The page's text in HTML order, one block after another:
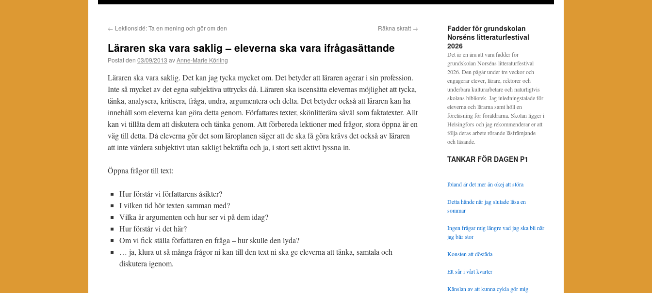
← Lektionsidé: Ta en mening och gör om den Räkna skratt →
Läraren ska vara saklig – eleverna ska vara ifrågasättande
Postat den 03/09/2013 avAnne-Marie Körling
Läraren ska vara saklig. Det kan jag tycka mycket om. Det betyder att läraren agerar i sin profession.
Inte så mycket av det egna subjektiva uttrycks då. Läraren ska iscensätta elevernas möjlighet att tycka,
tänka, analysera, kritisera, fråga, undra, argumentera och delta. Det betyder också att läraren kan ha
innehåll som eleverna kan göra detta genom. Författares texter, skönlitterära såväl som faktatexter. Allt
kan vi tillåta dem att diskutera och tänka genom. Att förbereda lektioner med frågor, stora öppna är en
väg till detta. Då eleverna gör det som läroplanen säger att de ska få göra krävs det också av läraren
att inte värdera subjektivt utan sakligt bekräfta och ja, i stort sett aktivt lyssna in.
Öppna frågor till text:
Hur förstår vi författarens åsikter?
I vilken tid hör texten samman med?
Vilka är argumenten och hur ser vi på dem idag?
Hur förstår vi det här?
Om vi fick ställa författaren en fråga – hur skulle den lyda?
… ja, klura ut så många frågor ni kan till den text ni ska ge eleverna att tänka, samtala och
diskutera igenom.
Fadder för grundskolan
Norséns litteraturfestival
2026
Det är en ära att vara fadder för
grundskolan Norséns litteraturfestival
2026. Den pågår under tre veckor och
engagerar elever, lärare, rektorer och
underbara kulturarbetare och naturligtvis
skolans bibliotek. Jag inledningstalade för
eleverna och lärarna samt höll en
föreläsning för föräldrarna. Skolan ligger i
Helsingfors och jag rekommenderar er att
följa deras arbete rörande läsfrämjande
och läsande.
TANKAR FÖR DAGEN P1
Ibland är det mer än okej att störa
Detta hände när jag slutade läsa en
sommar
Ingen frågar mig längre vad jag ska bli när
jag blir stor
Konsten att döstäda
Ett sår i vårt kvarter
Känslan av att kunna cykla gör mig